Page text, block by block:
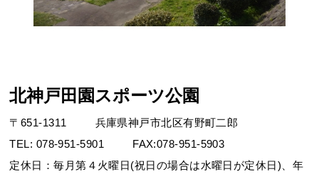
北神戸田園スポーツ公園
〒 651-1311
兵庫県神戸市北区有野町二郎
TEL: 078-951-5901 FAX:078-951-5903
定休日：毎月第４火曜日(祝日の場合は水曜日が定休日)、年